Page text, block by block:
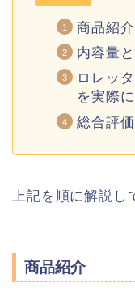
商品紹介
内容量
ロレッ
を実際
総合評価
上記を順に解説し
商品紹介